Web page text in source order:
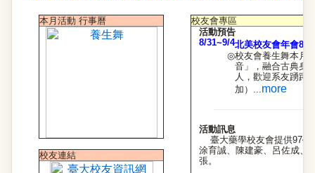
本月活動 行事曆
校友連結
校友會專區
活動預告
8/31~9/4北美校友會年會8/
◎校友會養生舞本月
音」，融合古典身
人，歡迎系友踴躍
加） ...more
活動訊息
臺大藥學校友會提供97學
涂育誠、陳建豪、呂佐成、
張。